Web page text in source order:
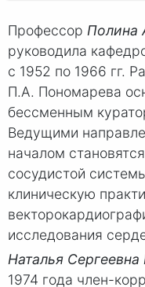
Профессор Полина
руководила
с 1952 по 1966 гг.
П.А. Пономарева
бессменным
Ведущими
началом
сосудистой
клиническую
исследования
Наталья Сергеевна
1974 года член-